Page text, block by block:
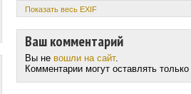
Показать весь EXIF
Ваш комментарий
Вы не вошли на сайт.
Комментарии могут оставлять